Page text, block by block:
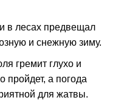
в лесах предвещал
и снежную зиму.
гремит глухо и
пройдет, а погода
для жатвы.